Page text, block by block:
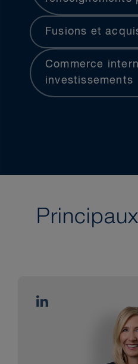
Fusions et
Commerce
investissements